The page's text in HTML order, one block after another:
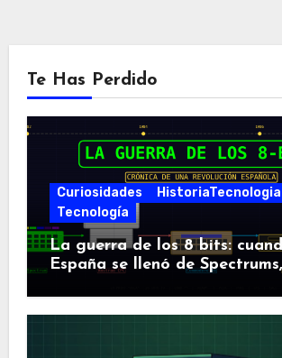
Te Has Perdido
Curiosidades
HistoriaTecnologia
Tecnología
La guerra de los 8 bits:
España se llenó de Spectrums,